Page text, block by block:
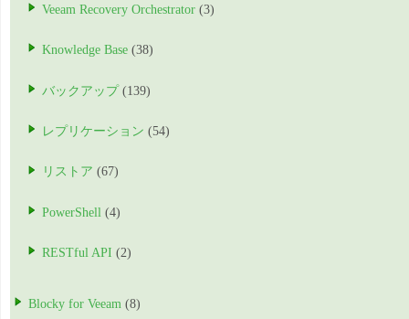
Veeam Recovery Orchestrator (3)
Knowledge Base (38)
バックアップ(139)
レプリケーション (54)
リストア (67)
PowerShell (4)
RESTful API (2)
Blocky for Veeam (8)